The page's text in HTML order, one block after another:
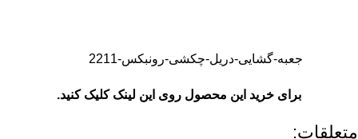
جعبه-گشایی-دریل-چکشی-رونبکس-2211
برای خرید این محصول روی این لینک کلیک کنید.
متعلقات: